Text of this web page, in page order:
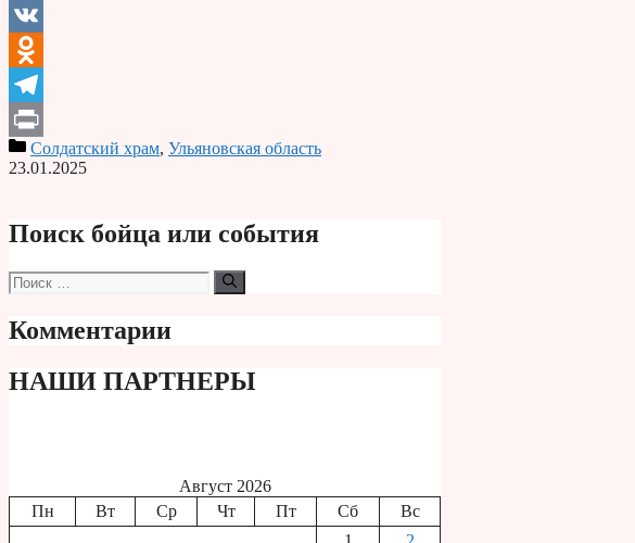
Email
VK
Odnoklassniki
Telegram
PrintСолдатский храм, Ульяновская область
23.01.2025
Поиск бойца или события
Поиск:
Комментарии
НАШИ ПАРТНЕРЫ
Август 2026
Пн
Вт Ср Чт Пт Сб
Вс